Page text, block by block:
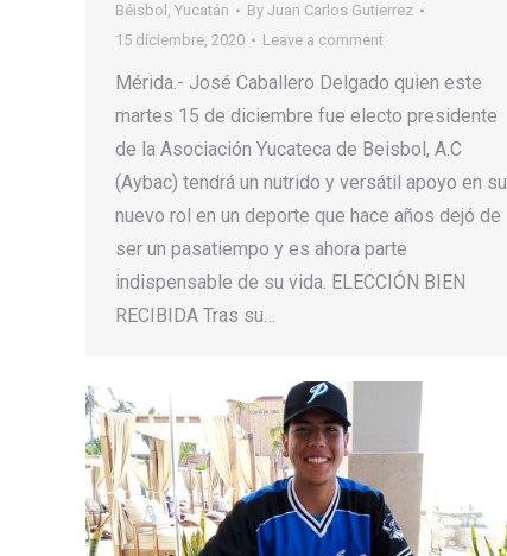
Béisbol , Yucatán By Juan Carlos Gutierrez
15 diciembre, 2020
Leave a comment
Mérida.- José Caballero Delgado quien este
martes 15 de diciembre fue electo presidente
de la Asociación Yucateca de Beisbol, A.C
(Aybac) tendrá un nutrido y versátil apoyo en su
nuevo rol en un deporte que hace años dejó de
ser un pasatiempo y es ahora parte
indispensable de su vida. ELECCIÓN BIEN
RECIBIDA Tras su…